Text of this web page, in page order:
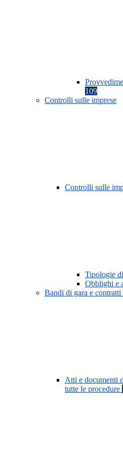
109
Controlli sulle imprese
Controlli sulle
Tipologie
Obblighi e
Bandi di gara e contratti
Atti e documenti
tutte le procedure